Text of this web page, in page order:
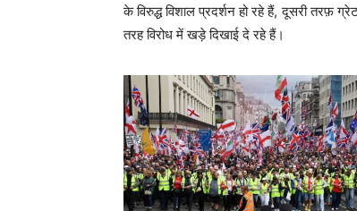
के विरुद्ध विशाल प्रदर्शन हो रहे हैं, दूसरी तरफ़
तरह विरोध में खड़े दिखाई दे रहे हैं।